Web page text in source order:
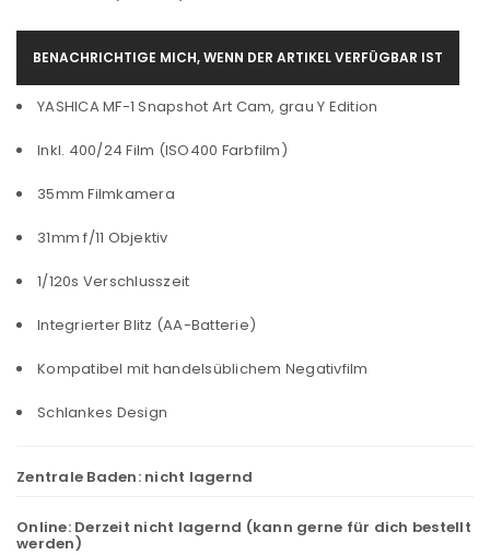
BENACHRICHTIGE MICH, WENN DER ARTIKEL VERFÜGBAR IST
YASHICA MF-1 Snapshot Art Cam, grau Y Edition
Inkl. 400/24 Film (ISO400 Farbfilm)
35mm Filmkamera
31mm f/11 Objektiv
1/120s Verschlusszeit
Integrierter Blitz (AA-Batterie)
Kompatibel mit handelsüblichem Negativfilm
Schlankes Design
Zentrale Baden: nicht lagernd
Online: Derzeit nicht lagernd (kann gerne für dich bestellt
werden)